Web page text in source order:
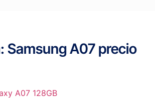
Samsung A07 precio